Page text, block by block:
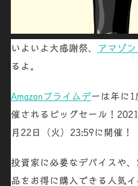
いよいよ大感謝祭、 アマゾ
るよ。
Amazonプライムデーは年に1
催されるビッグセール！
月22日（火）23:59に開催！
投資家に必要なデバイスや
品をお得に購入できる人気